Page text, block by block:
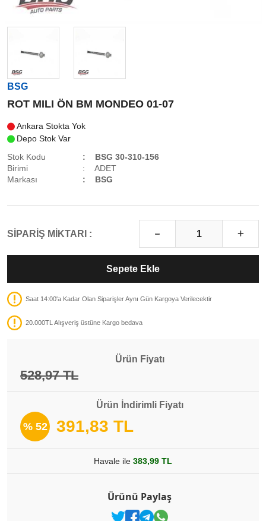
BSG
ROT MILI ÖN BM MONDEO 01-07
Ankara Stokta Yok
Depo Stok Var
Stok Kodu
BSG 30-310-156
Birimi
ADET
Markası
BSG
SİPARİŞ MİKTARI :
Sepete Ekle
Saat 14:00'a Kadar Olan Siparişler Aynı Gün Kargoya Verilecektir
20.000TL Alışveriş üstüne Kargo bedava
Ürün Fiyatı
528,97 TL
Ürün İndirimli Fiyatı
% 52 391,83 TL
Havale ile 383,99 TL
Ürünü Paylaş